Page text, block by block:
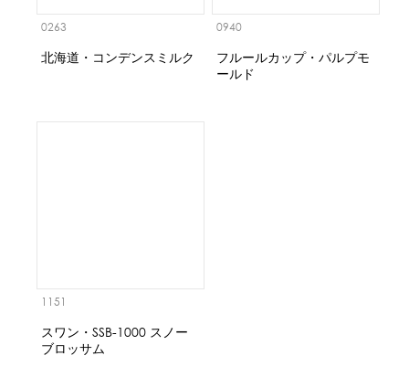
0263
北海道・コンデンスミルク
0940
フルールカップ・パルプモ
ールド
1151
スワン・SSB-1000 スノー
ブロッサム